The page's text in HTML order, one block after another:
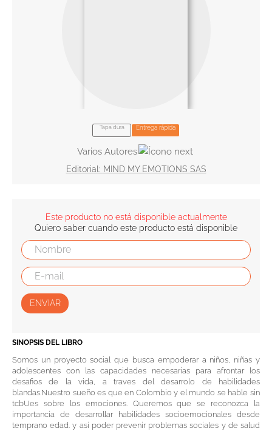
Tapa dura Entrega rápida
Varios Autores
MIND MY EMOTIONS SAS
Este producto no está disponible actualmente
Quiero saber cuando este producto está disponible
ENVIAR
SINOPSIS DEL LIBRO
Somos un proyecto social que busca empoderar a niños, niñas y
adolescentes con las capacidades necesarias para afrontar los
desafios de la vida, a traves del desarrolo de habilidades
blandas.Nuestro sueño es que en Colombio y el mundo se hable sin
tcbUes sobre los emociones. Queremos que se reconozca la
importancia de desarrollar habilidades socioemocionales desde
temprano edad. y asi poder prevenir problemas sociales y de salud